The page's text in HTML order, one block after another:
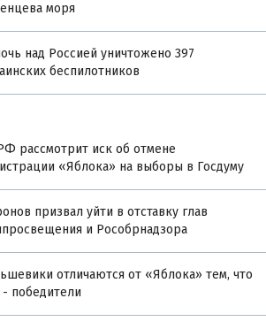
моря
над Россией уничтожено 397
беспилотников
рассмотрит иск об отмене
«Яблока» на выборы в Госдуму
призвал уйти в отставку глав
и Рособрнадзора
отличаются от «Яблока» тем, что
победители